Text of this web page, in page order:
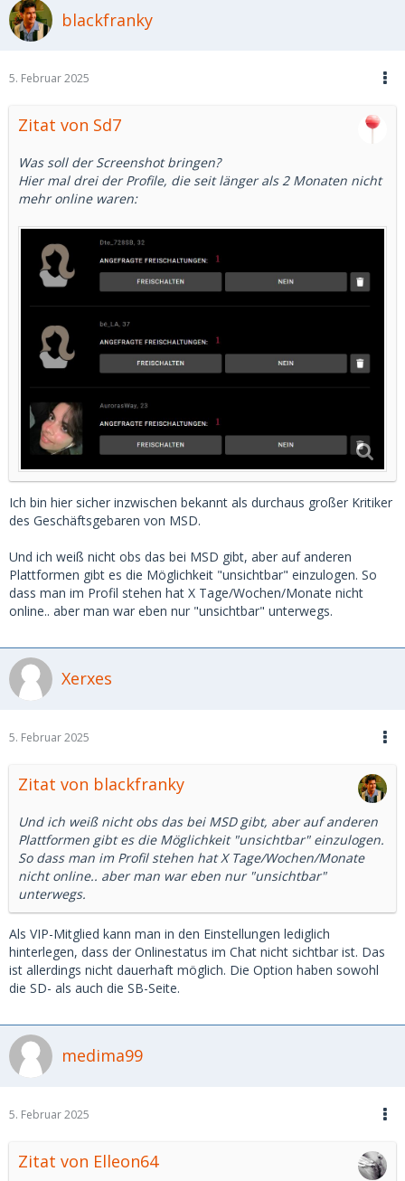
blackfranky
5. Februar 2025
Zitat von Sd7
Was soll der Screenshot bringen?
Hier mal drei der Profile, die seit länger als 2 Monaten nicht
mehr online waren:
Ich bin hier sicher inzwischen bekannt als durchaus großer Kritiker
des Geschäftsgebaren von MSD.
Und ich weiß nicht obs das bei MSD gibt, aber auf anderen
Plattformen gibt es die Möglichkeit "unsichtbar" einzulogen. So
dass man im Profil stehen hat X Tage/Wochen/Monate nicht
online.. aber man war eben nur "unsichtbar" unterwegs.
Xerxes
5. Februar 2025
Zitat von blackfranky
Und ich weiß nicht obs das bei MSD gibt, aber auf anderen
Plattformen gibt es die Möglichkeit "unsichtbar" einzulogen.
So dass man im Profil stehen hat X Tage/Wochen/Monate
nicht online.. aber man war eben nur "unsichtbar"
unterwegs.
Als VIP-Mitglied kann man in den Einstellungen lediglich
hinterlegen, dass der Onlinestatus im Chat nicht sichtbar ist. Das
ist allerdings nicht dauerhaft möglich. Die Option haben sowohl
die SD- als auch die SB-Seite.
medima99
5. Februar 2025
Zitat von Elleon64